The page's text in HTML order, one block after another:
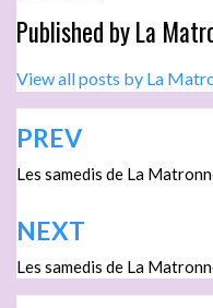
Published byLa
View all posts by La
PREV
Les samedis de La
NEXT
Les samedis de La